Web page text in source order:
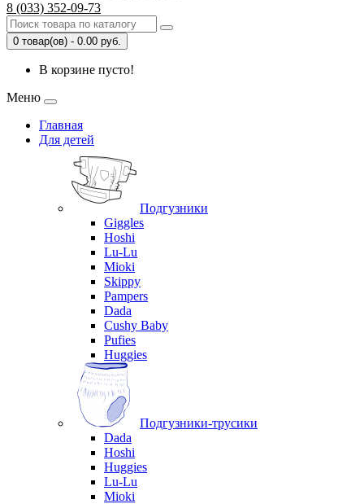
8 (033) 352-09-73
0 товар(ов) - 0.00 руб.
В корзине пусто!
Меню
Главная
Для детей
Подгузники
Giggles
Hoshi
Lu-Lu
Mioki
Skippy
Pampers
Dada
Cushy Baby
Pufies
Huggies
Подгузники-трусики
Dada
Hoshi
Huggies
Lu-Lu
Mioki